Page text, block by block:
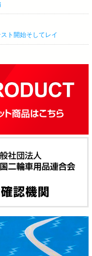
開始そしてレイ